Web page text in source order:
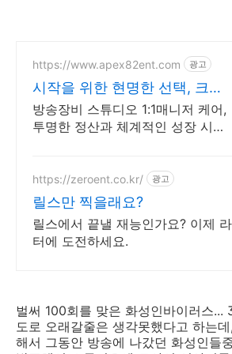
https://www.apex82ent.com 광고
시작을 위한 현명한 선택, 크리
에이터, BJ 상시 모집
방송장비 스튜디오 1:1매니저 케어,
투명한 정산과 체계적인 성장 시스
https://zeroent.co.kr/ 광고
릴스만 찍을래요?
릴스에서 끝낼 재능인가요? 이제
터에 도전하세요.
벌써 100회를 맞은 화성인바이러스...
도로 오래갈줄은 생각못했다고 하는
해서 그동안 방송에 나갔던 화성인들